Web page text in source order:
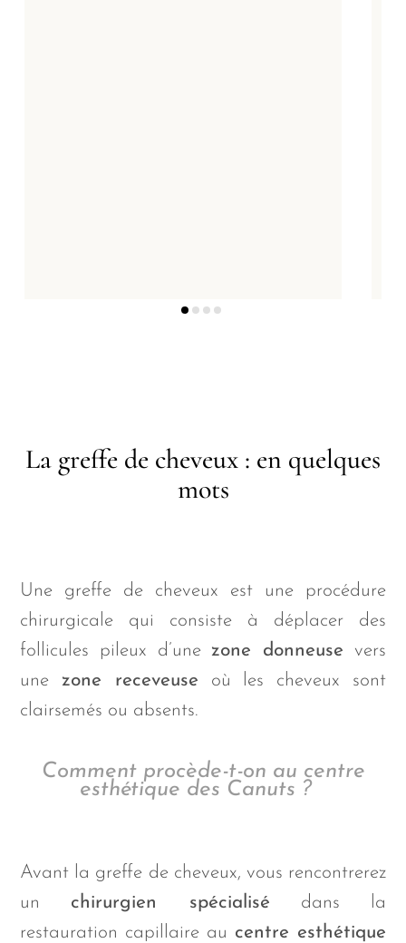
La greffe de cheveux : en quelques
mots
Une greffe de cheveux est une procédure
chirurgicale qui consiste à déplacer des
follicules pileux d’une zone donneuse vers
une zone receveuse où les cheveux sont
clairsemés ou absents.
Comment procède-t-on au centre
esthétique des Canuts ?
Avant la greffe de cheveux, vous rencontrerez
un chirurgien spécialisé dans la
restauration capillaire au centre esthétique